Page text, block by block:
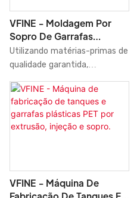
desempenho, qualidade,
aparência, etc., e goza de boa
reputação no mercado.
VFINE - Moldagem Por
Sopro De Garrafas
Plásticas PET De 6
Cavidades, Fabricação,
Fabricante, Fábrica, Stre
Utilizando matérias-primas de
qualidade garantida,
máquinas modernas,
garantimos que a máquina de
sopro para moldagem por
sopro de garrafas plásticas
fábrica, preço superior, custo,
água, refrigerante, remédios,
VFINE - Máquina De
Fabricação De Tanques E